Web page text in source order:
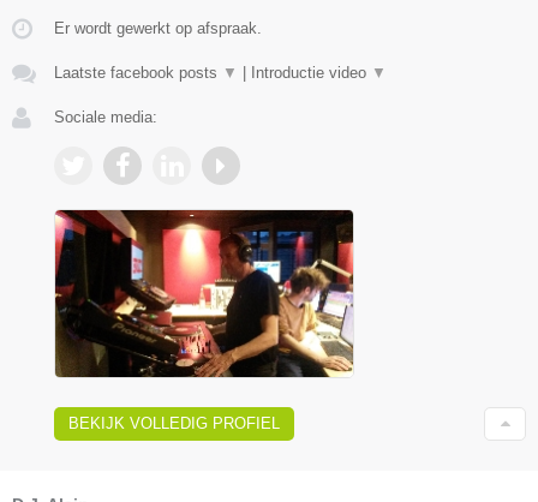
Er wordt gewerkt op afspraak.
Laatste facebook posts ▼ Introductie video ▼
Sociale media:
BEKIJK VOLLEDIG PROFIEL